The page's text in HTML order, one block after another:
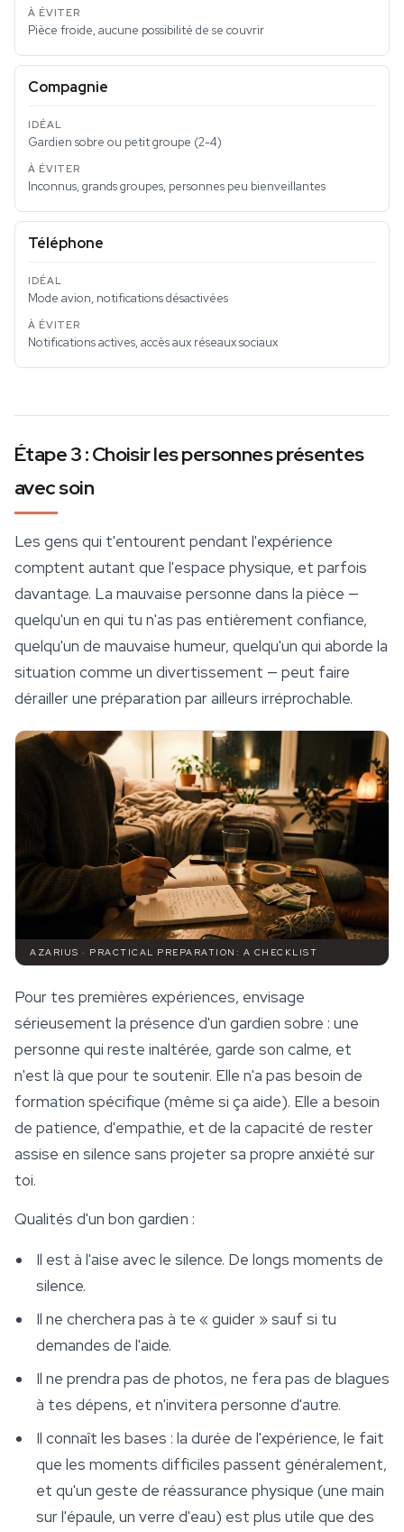
Pièce froide, aucune possibilité de se couvrir
Compagnie
Gardien sobre ou petit groupe (2-4)
Inconnus, grands groupes, personnes peu bienveillantes
Téléphone
Mode avion, notifications désactivées
Notifications actives, accès aux réseaux sociaux
Étape 3 : Choisir les personnes présentes
avec soin
Les gens qui t'entourent pendant l'expérience
comptent autant que l'espace physique, et parfois
davantage. La mauvaise personne dans la pièce —
quelqu'un en qui tu n'as pas entièrement confiance,
quelqu'un de mauvaise humeur, quelqu'un qui aborde la
situation comme un divertissement — peut faire
dérailler une préparation par ailleurs irréprochable.
AZARIUS · PRACTICAL PREPARATION: A CHECKLIST
Pour tes premières expériences, envisage
sérieusement la présence d'un gardien sobre : une
personne qui reste inaltérée, garde son calme, et
n'est là que pour te soutenir. Elle n'a pas besoin de
formation spécifique (même si ça aide). Elle a besoin
de patience, d'empathie, et de la capacité de rester
assise en silence sans projeter sa propre anxiété sur
toi.
Qualités d'un bon gardien :
Il est à l'aise avec le silence. De longs moments de
silence.
Il ne cherchera pas à te « guider » sauf si tu
demandes de l'aide.
Il ne prendra pas de photos, ne fera pas de blagues
à tes dépens, et n'invitera personne d'autre.
Il connaît les bases : la durée de l'expérience, le fait
que les moments difficiles passent généralement,
et qu'un geste de réassurance physique (une main
sur l'épaule, un verre d'eau) est plus utile que des